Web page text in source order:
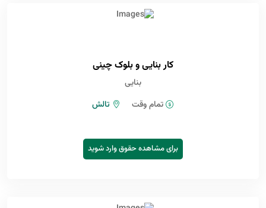
کار بنایی و بلوک چینی
بنایی
تمام وقت
تالش
برای مشاهده حقوق وارد شوید